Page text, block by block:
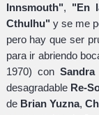
Innsmouth", "En
Cthulhu" y se me
pero hay que ser
para ir abriendo
1970) conSandra
desagradable Re-
de Brian Yuzna,